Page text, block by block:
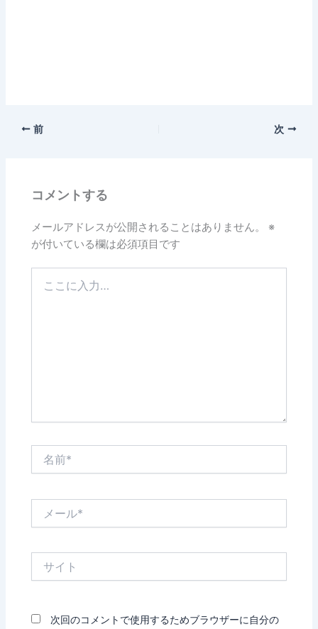
前 次
コメントする
メールアドレスが公開されることはありません。
※
が付いている欄は必須項目です
次回のコメントで使用するためブラウザーに自分の